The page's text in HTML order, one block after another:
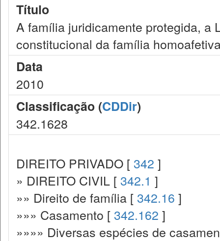
Título
A família juridicamente protegida, a
constitucional da família
Data
2010
Classificação (CDDir)
342.1628
DIREITO PRIVADO [ 342 ]
» DIREITO CIVIL [ 342.1 ]
»» Direito de família [ 342.16 ]
»»» Casamento [ 342.162 ]
»»»» Diversas espécies de